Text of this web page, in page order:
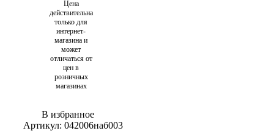
Цена
действительна
только для
интернет-
магазина и
может
отличаться от
цен в
розничных
магазинах
В избранное
Артикул: 042006наб003